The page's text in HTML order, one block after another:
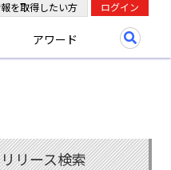
アワード
を取得したい方 ログイン
リース検索